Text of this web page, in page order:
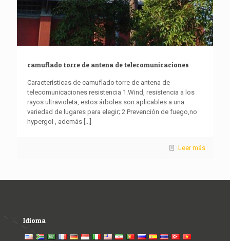
camuflado torre de antena de telecomunicaciones
Características de camuflado torre de antena de
telecomunicaciones resistencia 1.Wind, resistencia a los
rayos ultravioleta, estos árboles son aplicables a una
variedad de lugares para elegir; 2.Prevención de fuego,no
hypergol , además [...]
Leer más
Idioma